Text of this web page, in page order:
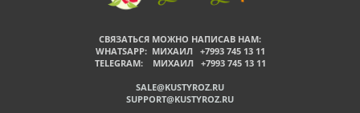
СВЯЗАТЬСЯ МОЖНО НАПИСАВ НАМ:
WHATSAPP: МИХАИЛ +7993 745 13 11
TELEGRAM: МИХАИЛ +7993 745 13 11
SALE@KUSTYROZ.RU
SUPPORT@KUSTYROZ.RU